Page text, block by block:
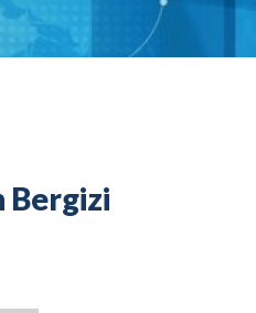
Kegiatan
DPN/DPP/DPK
Bergizi